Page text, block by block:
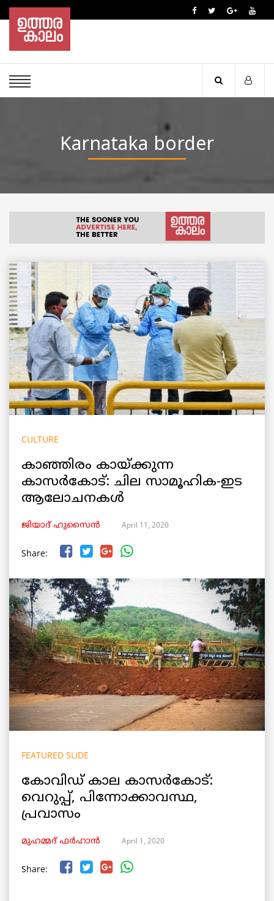
Karnataka border
CULTURE
കാഞ്ഞിരം കായ്ക്കുന്ന
കാസർകോട്: ചില സാമൂഹിക-ഇട
ആലോചനകൾ
ജിയാദ് ഹുസൈൻ April 11, 2020
Share:
FEATURED SLIDE
കോവിഡ് കാല കാസർകോട്:
വെറുപ്പ്, പിന്നോക്കാവസ്ഥ,
പ്രവാസം
മുഹമ്മദ് ഫർഹാൻ April 1, 2020
Share: